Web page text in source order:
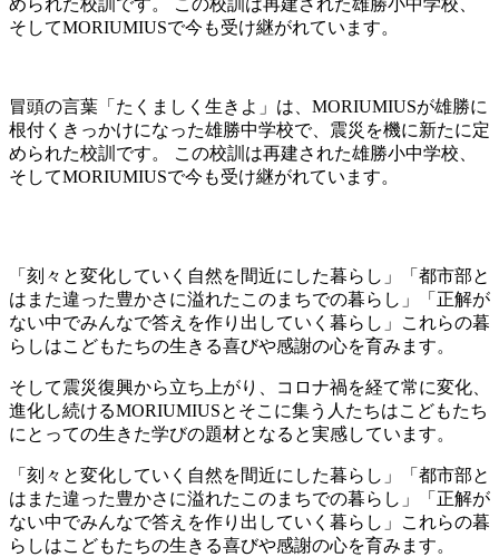
められた校訓です。 この校訓は再建された雄勝小中学校、
そしてMORIUMIUSで今も受け継がれています。
冒頭の言葉「たくましく生きよ」は、MORIUMIUSが雄勝に
根付くきっかけになった雄勝中学校で、震災を機に新たに定
められた校訓です。 この校訓は再建された雄勝小中学校、
そしてMORIUMIUSで今も受け継がれています。
「刻々と変化していく自然を間近にした暮らし」「都市部と
はまた違った豊かさに溢れたこのまちでの暮らし」「正解が
ない中でみんなで答えを作り出していく暮らし」これらの暮
らしはこどもたちの生きる喜びや感謝の心を育みます。
そして震災復興から立ち上がり、コロナ禍を経て常に変化、
進化し続けるMORIUMIUSとそこに集う人たちはこどもたち
にとっての生きた学びの題材となると実感しています。
「刻々と変化していく自然を間近にした暮らし」「都市部と
はまた違った豊かさに溢れたこのまちでの暮らし」「正解が
ない中でみんなで答えを作り出していく暮らし」これらの暮
らしはこどもたちの生きる喜びや感謝の心を育みます。